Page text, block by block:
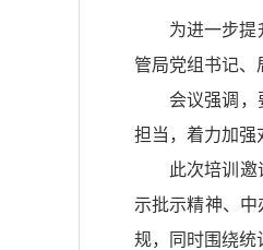
为进一步提
管局党组书记、
会议强调
担当，着力加强
此次培训
示批示精神、
规，同时围绕统